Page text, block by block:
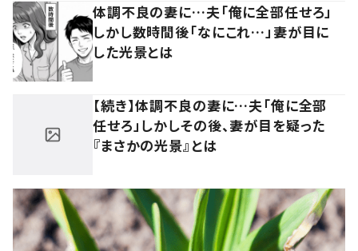
体調不良の妻に…夫「俺に全部任せろ」
しかし数時間後「なにこれ…」妻が目に
した光景とは
【続き】体調不良の妻に…夫「俺に全部
任せろ」しかしその後、妻が目を疑った
『まさかの光景』とは